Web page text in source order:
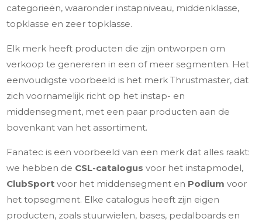
categorieën, waaronder instapniveau, middenklasse,
topklasse en zeer topklasse.
Elk merk heeft producten die zijn ontworpen om
verkoop te genereren in een of meer segmenten. Het
eenvoudigste voorbeeld is het merk Thrustmaster, dat
zich voornamelijk richt op het instap- en
middensegment, met een paar producten aan de
bovenkant van het assortiment.
Fanatec is een voorbeeld van een merk dat alles raakt:
we hebben de CSL-catalogus voor het instapmodel,
ClubSport voor het middensegment en Podium voor
het topsegment. Elke catalogus heeft zijn eigen
producten, zoals stuurwielen, bases, pedalboards en